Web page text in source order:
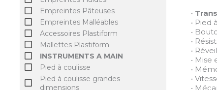
Empreintes Pâteuses
Empreintes Malléables
Accessoires Plastiform
Mallettes Plastiform
INSTRUMENTS A MAIN
Pied à coulisse
Pied à coulisse grandes
dimensions
•
• Pied
•
•
•
• Mise
•
•
•